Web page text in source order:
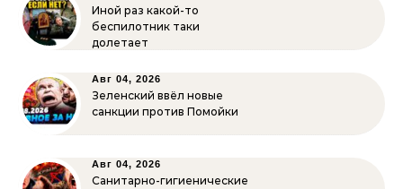
Иной раз какой-то
беспилотник таки
долетает
Авг 04, 2026
Зеленский ввёл новые
санкции против Помойки
Авг 04, 2026
Санитарно-гигиенические